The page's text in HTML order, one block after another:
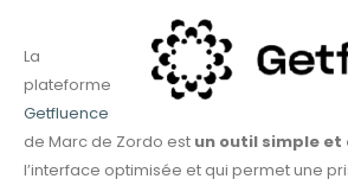
La
plateforme
Getfluence
de Marc de Zordo est un outil simple
l’interface optimisée et qui permet une